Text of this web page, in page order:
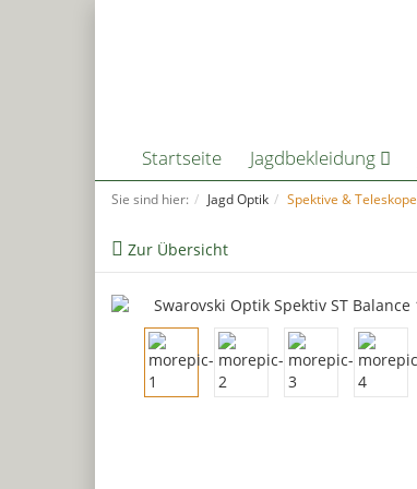
Startseite Jagdbekleidung
Sie sind hier: Jagd Optik Spektive & Teleskope
Zur Übersicht